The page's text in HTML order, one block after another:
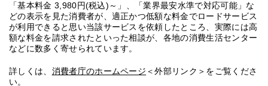
「基本料金 3,980円(税込)～」、「業界最安水準で対応可能」な
どの表示を見た消費者が、適正かつ低額な料金でロードサービス
が利用できると思い当該サービスを依頼したところ、実際には高
額な料金を請求されたといった相談が、各地の消費生活センター
などに数多く寄せられています。
詳しくは、 消費者庁のホームページ ＜外部リンク＞をご覧くださ
い。